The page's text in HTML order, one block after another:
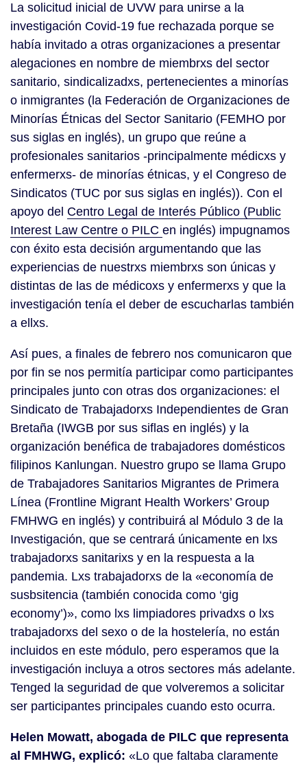
La solicitud inicial de UVW para unirse a la
investigación Covid-19 fue rechazada porque se
había invitado a otras organizaciones a presentar
alegaciones en nombre de miembrxs del sector
sanitario, sindicalizadxs, pertenecientes a minorías
o inmigrantes (la Federación de Organizaciones de
Minorías Étnicas del Sector Sanitario (FEMHO por
sus siglas en inglés), un grupo que reúne a
profesionales sanitarios -principalmente médicxs y
enfermerxs- de minorías étnicas, y el Congreso de
Sindicatos (TUC por sus siglas en inglés)). Con el
apoyo del Centro Legal de Interés Público (Public
Interest Law Centre o PILC en inglés) impugnamos
con éxito esta decisión argumentando que las
experiencias de nuestrxs miembrxs son únicas y
distintas de las de médicoxs y enfermerxs y que la
investigación tenía el deber de escucharlas también
a ellxs.
Así pues, a finales de febrero nos comunicaron que
por fin se nos permitía participar como participantes
principales junto con otras dos organizaciones: el
Sindicato de Trabajadorxs Independientes de Gran
Bretaña (IWGB por sus siflas en inglés) y la
organización benéfica de trabajadores domésticos
filipinos Kanlungan. Nuestro grupo se llama Grupo
de Trabajadores Sanitarios Migrantes de Primera
Línea (Frontline Migrant Health Workers’ Group
FMHWG en inglés) y contribuirá al Módulo 3 de la
Investigación, que se centrará únicamente en lxs
trabajadorxs sanitarixs y en la respuesta a la
pandemia. Lxs trabajadorxs de la «economía de
susbsitencia (también conocida como ‘gig
economy’)», como lxs limpiadores privadxs o lxs
trabajadorxs del sexo o de la hostelería, no están
incluidos en este módulo, pero esperamos que la
investigación incluya a otros sectores más adelante.
Tenged la seguridad de que volveremos a solicitar
ser participantes principales cuando esto ocurra.
Helen Mowatt, abogada de PILC que representa
al FMHWG, explicó: «Lo que faltaba claramente